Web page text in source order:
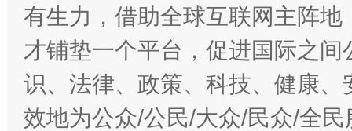
有生力，借助全球互联网主阵
才铺垫一个平台，促进国际之
识、法律、政策、科技、健康
效地为公众/公民/大众/民众/全